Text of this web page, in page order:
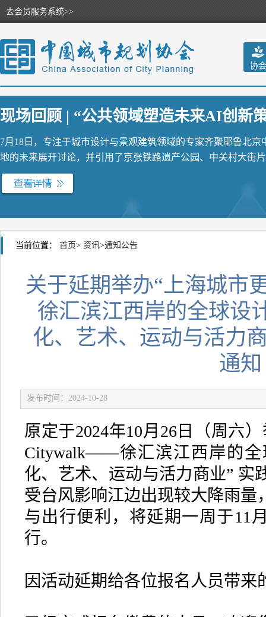
去会员服务系统>>
协会
现场回顾 | “公共领域塑造未来AI创新
7月18日，专注于城市设计与景观建筑领域的专家齐聚耶鲁北
地的未来展开讨论，并引用了京张铁路遗产公园、中关村大街
当前位置： 首页> 资讯>通知公告
关于延期举办“上海城
徐汇滨江西岸的全球设
化、艺术、运动与活力
通知
发布时间：2024-10-28
原定于2024年10月26日（周六
Citywalk——徐汇滨江西岸的全
化、艺术、运动与活力商业” 实
受台风影响江边出现较大降雨量
与出行便利，将延期一周于11
行。
因活动延期给各位报名人员带来